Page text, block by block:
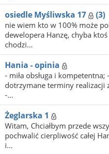
osiedle Myśliwska 17 (3)
nie wiem kto w 100% może
dewelopera Hanzę, chyba
chodzi...
Hania - opinia
- miła obsługa i kompetentna; -
dotrzymane terminy realizacji
-...
Żeglarska 1
Witam, Chciałbym przede
pochwalić cierpliwość całej
i...